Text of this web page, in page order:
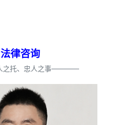
法律咨询
托、忠人之事————